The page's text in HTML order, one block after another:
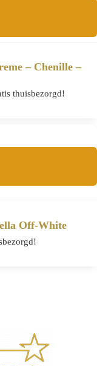
– Chenille –
thuisbezorgd!
Off-White